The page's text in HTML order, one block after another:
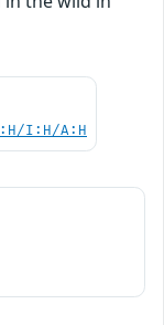
I:H/A:H